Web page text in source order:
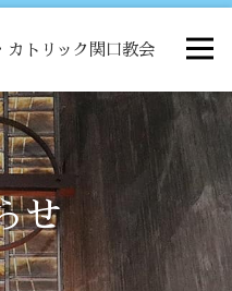
カトリック関口教会
せ